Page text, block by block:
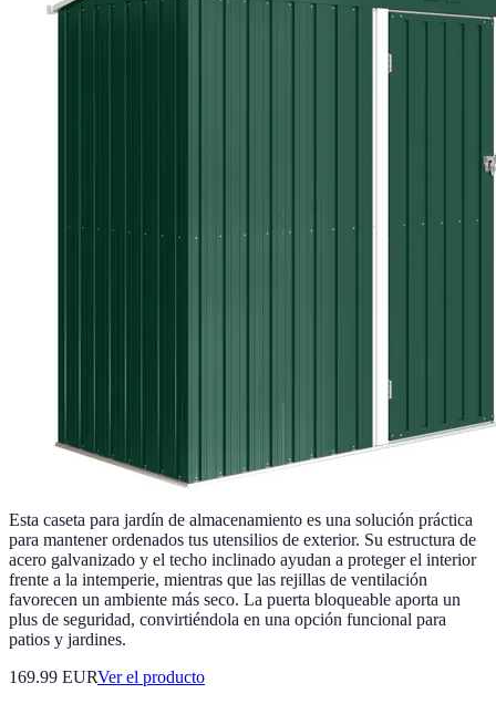
Esta caseta para jardín de almacenamiento es una solución práctica
para mantener ordenados tus utensilios de exterior. Su estructura de
acero galvanizado y el techo inclinado ayudan a proteger el interior
frente a la intemperie, mientras que las rejillas de ventilación
favorecen un ambiente más seco. La puerta bloqueable aporta un
plus de seguridad, convirtiéndola en una opción funcional para
patios y jardines.
169.99 EURVer el producto